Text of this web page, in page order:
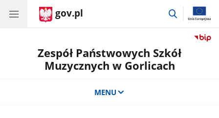
gov.pl
przejdź
Zespół Państwowych Szkół
Muzycznych w Gorlicach
MENU